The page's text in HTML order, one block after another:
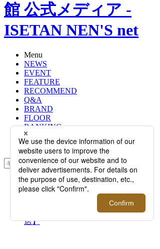
館 公式メディア -
ISETAN NEN'S net
Menu
NEWS
EVENT
FEATURE
RECOMMEND
Q&A
BRAND
FLOOR
RANKING
ONLINE STORE
SERVICE
検索
TOP
PHOTO
【6月1日(月)更新】＜PRADA＞
MEN’S POP UP STORE【伊勢丹新宿
店】